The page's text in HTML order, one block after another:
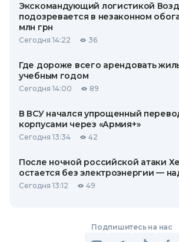
Экскомандующий логистикой
подозревается в незаконном
млн грн
Сегодня 14:22 36
Где дороже всего арендовать
учебным годом
Сегодня 14:00 89
В ВСУ начался упрощенный
корпусами через «Армия+»
Сегодня 13:34 42
После ночной российской атаки
остается без электроэнергии —
Сегодня 13:12 49
Подпишитесь на нас